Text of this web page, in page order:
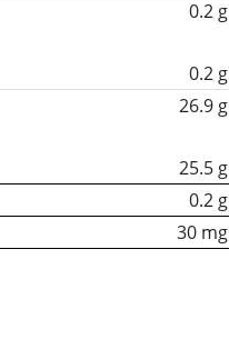
0.2 g
0.2 g
26.9 g
25.5 g
0.2 g
30 mg